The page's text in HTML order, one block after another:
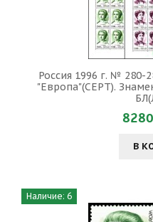
Россия 1996 г. № 280-
"Европа"(CEPT).
В
Наличие: 6